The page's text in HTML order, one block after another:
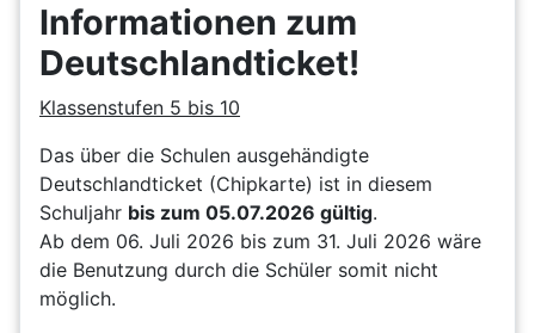
Informationen zum
Deutschlandticket!
Klassenstufen 5 bis 10
Das über die Schulen ausgehändigte
Deutschlandticket (Chipkarte) ist in diesem
Schuljahr bis zum 05.07.2026 gültig.
Ab dem 06. Juli 2026 bis zum 31. Juli 2026 wäre
die Benutzung durch die Schüler somit nicht
möglich.